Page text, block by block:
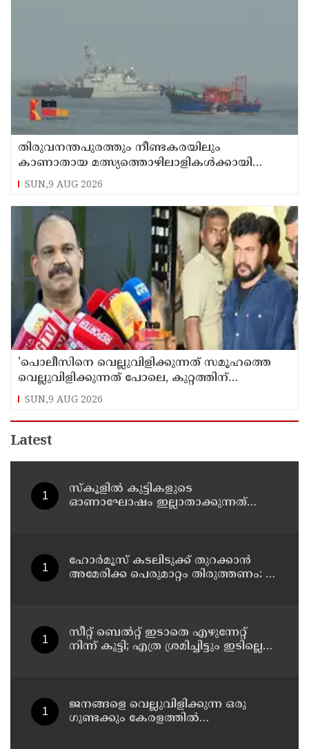
തിരുവനന്തപുരത്തും നീണ്ടകരയിലും
കാണാതായ മത്സ്യത്തൊഴിലാളികള്‍ക്കായി
തിരച്ചില്‍ പത്താം ദിവസത്തിലേക്ക്
SUN,9 AUG 2026
'പൊലീസിനെ വെല്ലുവിളിക്കുന്നത് സമൂഹത്തെ
വെല്ലുവിളിക്കുന്നത് പോലെ, കുറ്റത്തിന്
അനുസരിച്ച് ശിക്ഷ നല്‍കും':എഡിജിപി
SUN,9 AUG 2026
Latest
സ്‌കൂളില്‍ കുട്ടികളുടെ
ഓണാഘോഷം ഇല്ലാതാക്കുന്നത്
ഹോര്‍മൂസ് കടലിടുക്ക് തുറക്കാന്‍
അമേരിക്ക പെരുമാറ്റം തിരുത്തണം: 6
സീറ്റ് ബെല്‍റ്റ് ഇടാതെ എഴുന്നേറ്റ്
നിന്ന് കുട്ടി; എത്ര ശ്രമിച്ചിട്ടും ഇടില്ലെന്ന്
ജനങ്ങളെ വെല്ലുവിളിക്കുന്ന ഒരു
ഗുണ്ടക്കും കേരളത്തില്‍